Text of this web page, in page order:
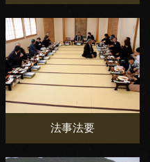
法事法要